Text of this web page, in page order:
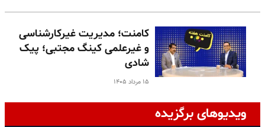
کامنت؛ مدیریت غیرکارشناسی
و غیرعلمی کینگ مجتبی؛ پیک
شادی
۱۵ مرداد ۱۴۰۵
ویدیوهای برگزیده